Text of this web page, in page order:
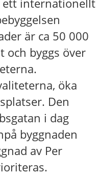
är ca 50 000
och byggs över
öka
Den
i dag
byggnaden
av Per